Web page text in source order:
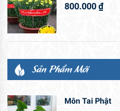
800.000₫
Sản Phẩm Mới
Môn Tai Phật